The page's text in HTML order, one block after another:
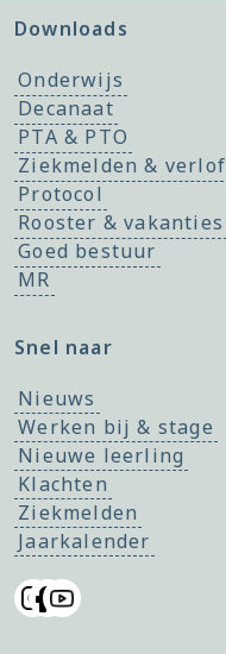
Downloads
Onderwijs
Decanaat
PTA & PTO
Ziekmelden & verlof
Protocol
Rooster & vakanties
Goed bestuur
MR
Snel naar
Nieuws
Werken bij & stage
Nieuwe leerling
Klachten
Ziekmelden
Jaarkalender